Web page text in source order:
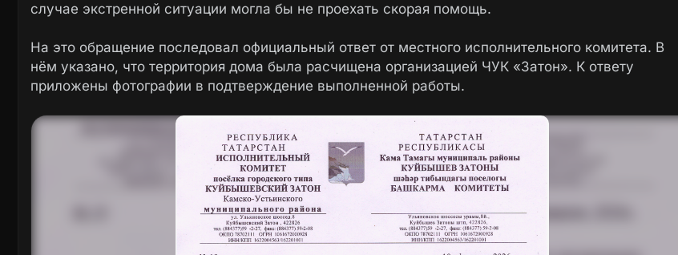
случае экстренной ситуации могла бы не проехать скорая помощь.
На это обращение последовал официальный ответ от местного исполнительного комитета. В
нём указано, что территория дома была расчищена организацией ЧУК «Затон». К ответу
приложены фотографии в подтверждение выполненной работы.